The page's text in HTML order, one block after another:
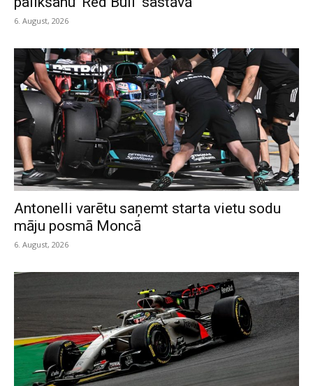
6. August, 2026
Antonelli varētu saņemt starta vietu sodu
māju posmā Moncā
6. August, 2026